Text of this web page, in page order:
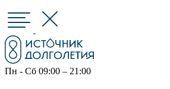
Пн - Сб 09:00 – 21:00